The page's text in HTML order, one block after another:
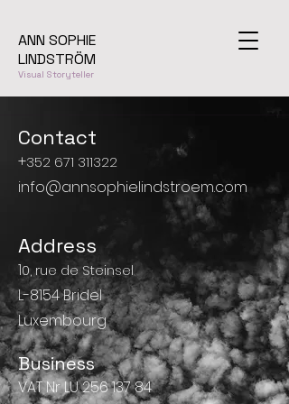
ANN SOPHIE
LINDSTRÖM
Visual Storyteller
Contact
+352 671 311322
info@annsophielindstroem.com
Address
10, rue de Steinsel
L-8154 Bridel
Luxembourg
Business
VAT Nr LU256 137 84